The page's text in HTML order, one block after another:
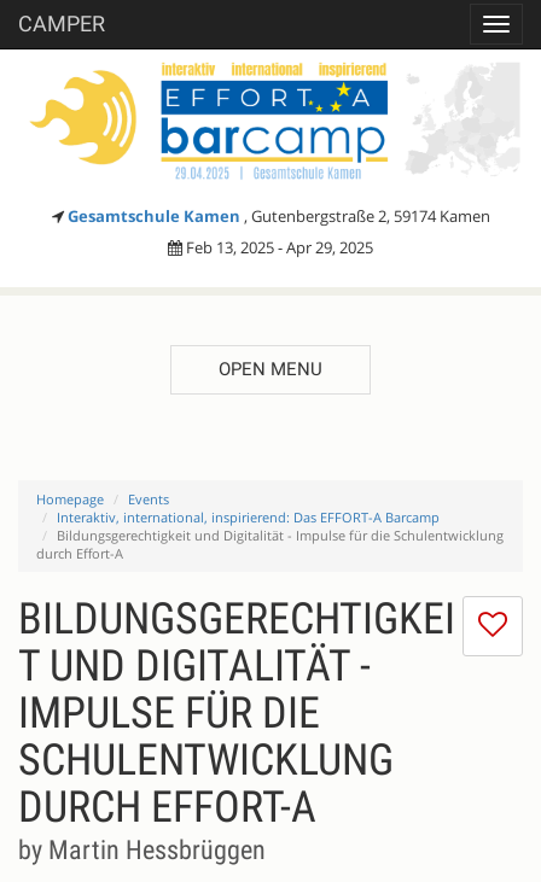
CAMPER
Gesamtschule Kamen , Gutenbergstraße 2, 59174 Kamen
Feb 13, 2025 - Apr 29, 2025
OPEN MENU
Homepage
Events
Interaktiv, international, inspirierend: Das EFFORT-A Barcamp
Bildungsgerechtigkeit und Digitalität - Impulse für die Schulentwicklung
durch Effort-A
I
BILDUNGSGERECHTIGKEI
T UND DIGITALITÄT -
IMPULSE FÜR DIE
SCHULENTWICKLUNG
DURCH EFFORT-A
by Martin Hessbrüggen